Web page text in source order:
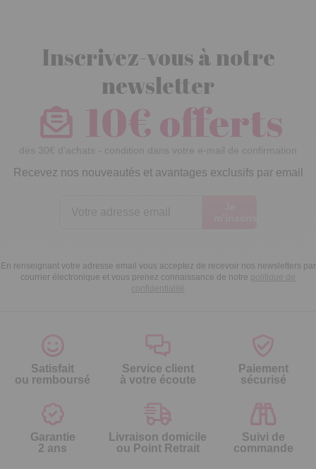
Inscrivez-vous à notre
newsletter
10€ offerts
dès 30€ d’achats - condition dans votre e-mail de confirmation
Recevez nos nouveautés et avantages exclusifs par email
En renseignant votre adresse email vous acceptez de recevoir nos newsletters par
courrier électronique et vous prenez connaissance de notre politique de
confidentialité
Satisfait
ou remboursé
Service client
à votre écoute
Paiement
sécurisé
Garantie
2 ans
Livraison domicile
ou Point Retrait
Suivi de
commande